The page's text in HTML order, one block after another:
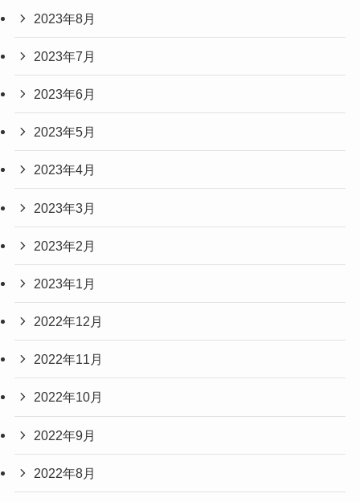
2023年8月
2023年7月
2023年6月
2023年5月
2023年4月
2023年3月
2023年2月
2023年1月
2022年12月
2022年11月
2022年10月
2022年9月
2022年8月